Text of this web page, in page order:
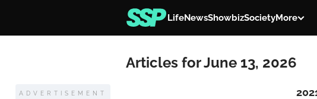
LifeNewsShowbizSocietyMore
ADVERTISEMENT
Articles for June 13, 2026